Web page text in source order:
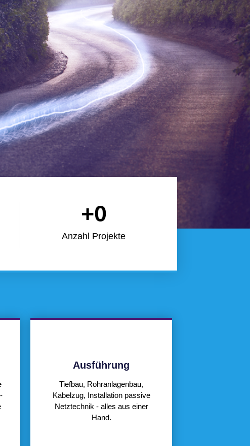
Anzahl Projekte
+0
Ausführung
Tiefbau, Rohranlagenbau,
Kabelzug, Installation passive
Netztechnik - alles aus einer
Hand.